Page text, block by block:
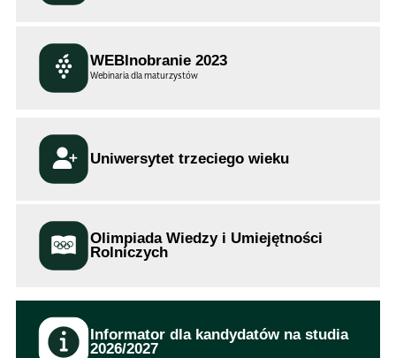
WEBInobranie 2023
Webinaria dla maturzystów
Uniwersytet trzeciego wieku
Olimpiada Wiedzy i Umiejętności
Rolniczych
Informator dla kandydatów na studia
2026/2027